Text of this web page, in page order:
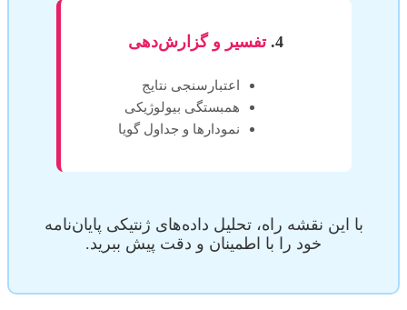
4. تفسیر و گزارش‌دهی
اعتبارسنجی نتایج
همبستگی بیولوژیکی
نمودارها و جداول گویا
با این نقشه راه، تحلیل داده‌های ژنتیکی پایان‌نامه
خود را با اطمینان و دقت پیش ببرید.